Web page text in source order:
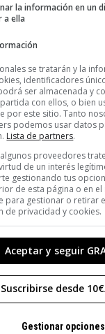
la información en un
a ella
se tratarán y la
identificadores
ser almacenada y
con ellos, o bien
por este sitio. Tanto
podemos usar datos
Lista de partners.
proveedores
de un interés
gestionando tus
de esta página o en
para gestionar o retirar
de privacidad y cookies.
Aceptar y seguir
Suscribirse desde
Gestionar opciones